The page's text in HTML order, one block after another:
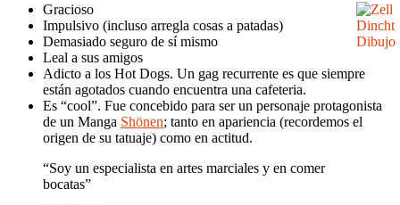
Gracioso
Impulsivo (incluso arregla cosas a patadas)
Demasiado seguro de sí mismo
Leal a sus amigos
Adicto a los Hot Dogs. Un gag recurrente es que siempre
están agotados cuando encuentra una cafeteria.
Es “cool”. Fue concebido para ser un personaje protagonista
de un Manga Shönen; tanto en apariencia (recordemos el
origen de su tatuaje) como en actitud.
“Soy un especialista en artes marciales y en comer
bocatas”